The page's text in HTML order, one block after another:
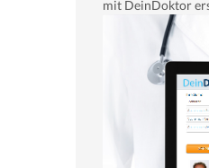
mit DeinDoktor